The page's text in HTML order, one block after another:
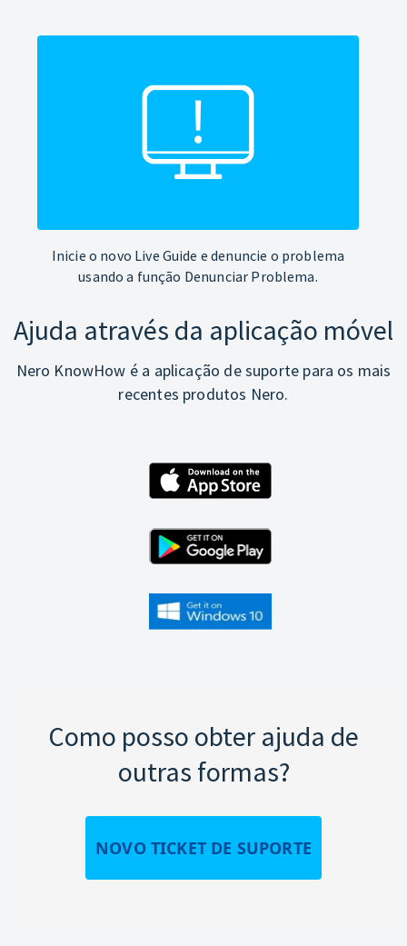
Inicie o novo Live Guide e denuncie o problema
usando a função Denunciar Problema.
Ajuda através da aplicação móvel
Nero KnowHow é a aplicação de suporte para os mais
recentes produtos Nero.
Como posso obter ajuda de
outras formas?
NOVO TICKET DE SUPORTE